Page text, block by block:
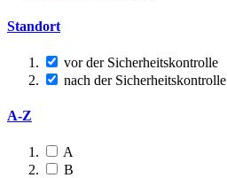
Standort
vor der Sicherheitskontrolle
nach der Sicherheitskontrolle
A-Z
A
B